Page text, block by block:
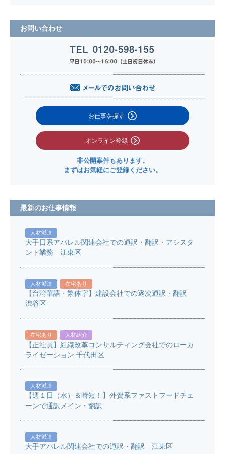
お問い合わせ
お仕事を探す
オンライン登録
非公開案件もあります。
まずはお気軽にご登録ください。
最新のお仕事情報
人材派遣
大手日系アパレル関連会社での通訳・翻訳・アシスタ
ント業務 江東区
人材派遣 在宅あり
【台湾華語・繁体字】建設会社での逐次通訳・翻訳
渋谷区
在宅あり 人材紹介
【正社員】組織改革コンサルティング会社でのローカ
ライゼーション 千代田区
人材派遣
【週１日（水）＆時短！】外資系ファストフードチェ
ーンで通訳メイン・翻訳
人材派遣
大手アパレル関連会社での通訳・翻訳 江東区